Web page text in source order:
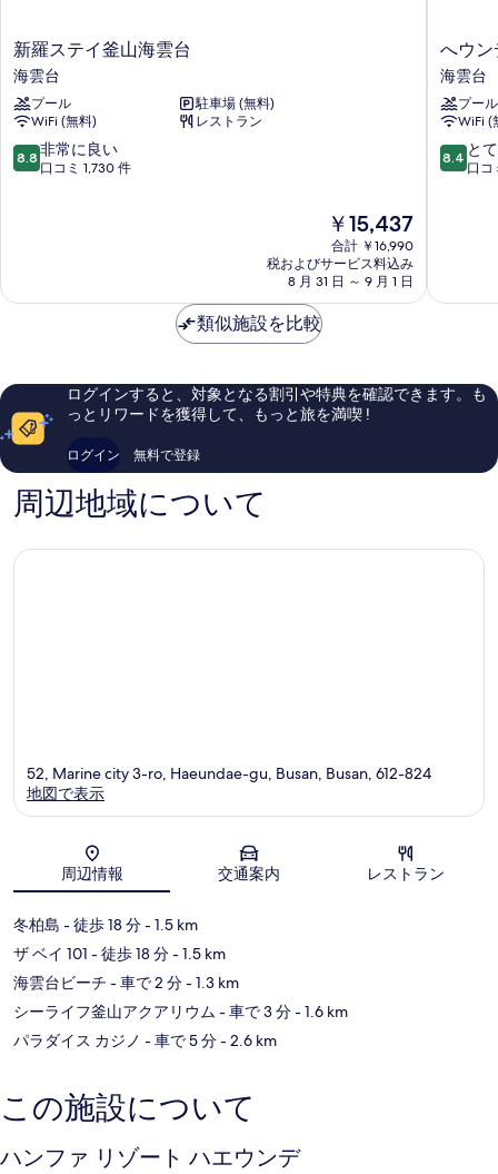
新
羅
ス
テ
イ
釜
山
新羅ステイ釜山海雲台
海雲台
プール
駐車場 (無料)
WiFi (無料)
レストラン
10
段
良
ミ
1,730
件
件
の
口
コ
8.8 非常に良い
口コミ 1,730 件
現
在
の
料
金
￥15,437
合計 ￥16,990
税およびサービス料込み
8 月 31 日 ～ 9 月 1 日
へ
ウ
ン
デ
シ
ー
ク
レ
ス
海
へウン
海雲台
プール
WiFi (
10
段
良
ミ
1,055
8.4 と
口コ
類似施設を比較
ログインすると、対象となる割引や特典を確認できます。も
っとリワードを獲得して、もっと旅を満喫 !
ログイン 無料で登録
周辺地域について
地図
52, Marine city 3-ro, Haeundae-gu, Busan, Busan, 612-824
地図で表示
周辺情報 交通案内 レストラン
冬柏島 - 徒歩 18 分- 1.5 km
ザ ベイ 101 - 徒歩 18 分- 1.5 km
海雲台ビーチ - 車で 2 分- 1.3 km
シーライフ釜山アクアリウム - 車で 3 分- 1.6 km
パラダイス カジノ - 車で 5 分- 2.6 km
この施設について
ハンファ リゾート ハエウンデ